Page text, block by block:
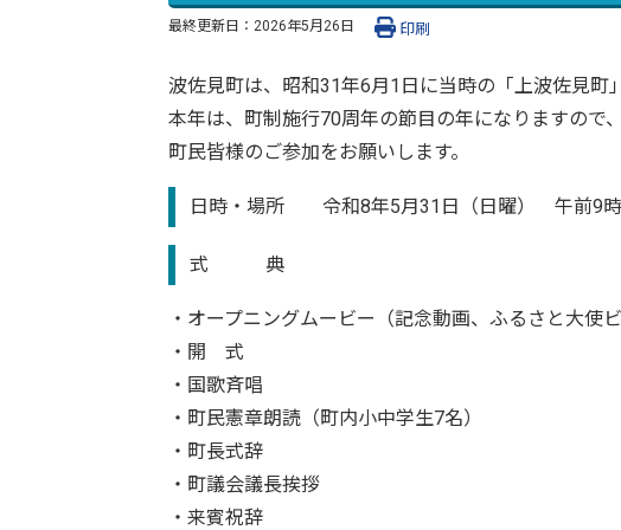
最終更新日： 2026年5月26日 印刷
波佐見町は、昭和31年6月1日に当時の「上波佐見町
本年は、町制施行70周年の節目の年になりますので
町民皆様のご参加をお願いします。
日時・場所 令和8年5月31日（日曜） 午前9
式 典
・オープニングムービー（記念動画、ふるさと大使
・開 式
・国歌斉唱
・町民憲章朗読（町内小中学生7名）
・町長式辞
・町議会議長挨拶
・来賓祝辞